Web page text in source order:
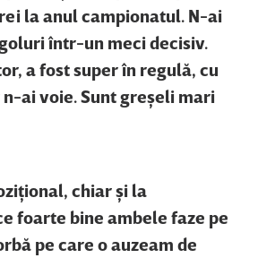
la anul campionatul. N-ai
într-un meci decisiv.
a fost super în regulă, cu
ai voie. Sunt greşeli mari
chiar şi la
foarte bine ambele faze pe
pe care o auzeam de